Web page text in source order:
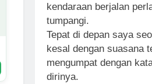
kendaraan berjalan
tumpangi.
Tepat di depan saya
kesal dengan suasana
mengumpat dengan
dirinya.